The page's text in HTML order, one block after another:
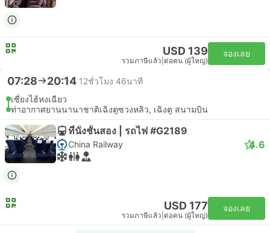
USD 139
รวมภาษีแล้ว ต่อคน (ผู้ใหญ่)
จองเลย
07:28 20:14 12ชั่วโมง 46นาที
เซี่ยงไฮ้หงเฉียว
ท่าอากาศยานนานาชาติเฉิงตูซวงหลิว, เฉิงตู สนามบิน
ที่นั่งชั้นสอง | รถไฟ #G2189
China Railway 4.6
USD 177
รวมภาษีแล้ว ต่อคน (ผู้ใหญ่)
จองเลย